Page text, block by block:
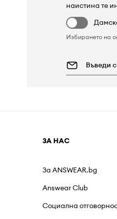
наистина те
Избирането на
ЗА НАС
За ANSWEAR.bg
Answear Club
Социална